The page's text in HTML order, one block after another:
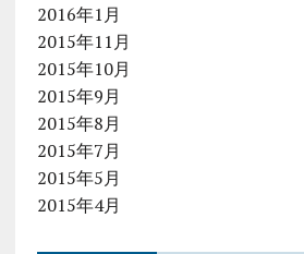
2016年1月
2015年11月
2015年10月
2015年9月
2015年8月
2015年7月
2015年5月
2015年4月